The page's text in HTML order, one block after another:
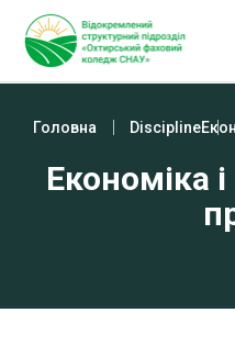
content
Головна Discipline
Економіка